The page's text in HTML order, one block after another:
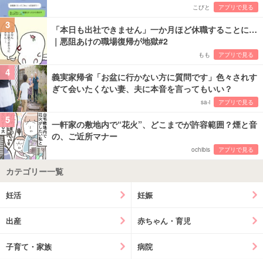
こびと アプリで見る
3
「本日も出社できません」一か月ほど休職することに…
｜悪阻あけの職場復帰が地獄#2
もも アプリで見る
4
義実家帰省「お盆に行かない方に質問です」色々されす
ぎて会いたくない妻、夫に本音を言ってもいい？
sa-i アプリで見る
5
一軒家の敷地内で“花火”、どこまでが許容範囲？煙と音
の、ご近所マナー
ochibis アプリで見る
カテゴリー一覧
妊活 妊娠
出産 赤ちゃん・育児
子育て・家族 病院